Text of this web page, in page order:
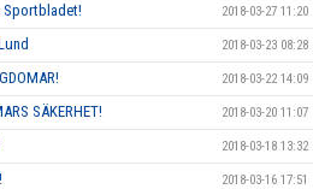
Sportbladet! 2018-03-27 11:20
2018-03-23 08:28
2018-03-22 14:09
SÄKERHET! 2018-03-20 11:07
2018-03-18 13:32
2018-03-16 17:51